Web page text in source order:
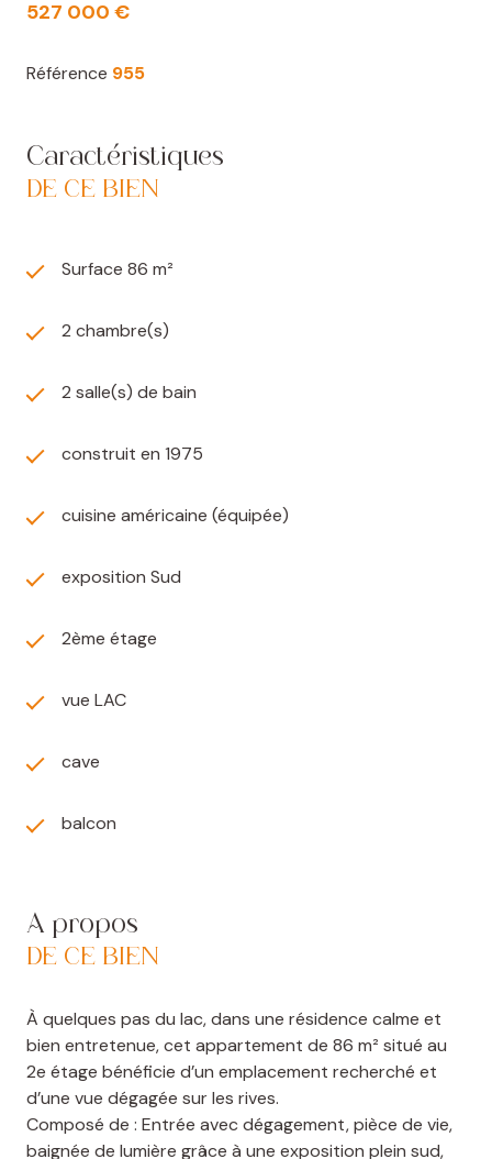
527 000 €
Référence 955
Caractéristiques
DE CE BIEN
Surface 86 m²
2 chambre(s)
2 salle(s) de bain
construit en 1975
cuisine américaine (équipée)
exposition Sud
2ème étage
vue LAC
cave
balcon
A propos
DE CE BIEN
À quelques pas du lac, dans une résidence calme et
bien entretenue, cet appartement de 86 m² situé au
2e étage bénéficie d’un emplacement recherché et
d’une vue dégagée sur les rives.
Composé de : Entrée avec dégagement, pièce de vie,
baignée de lumière grâce à une exposition plein sud,